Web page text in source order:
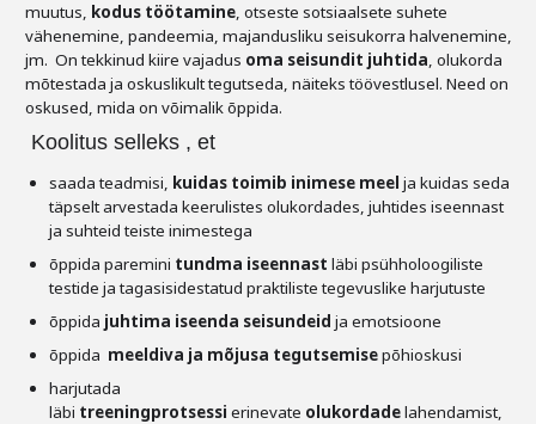
Projektid
muutus, kodus töötamine, otseste sotsiaalsete suhete
vähenemine, pandeemia, majandusliku seisukorra halvenemine,
jm. On tekkinud kiire vajadus oma seisundit juhtida, olukorda
mõtestada ja oskuslikult tegutseda, näiteks töövestlusel. Need on
oskused, mida on võimalik õppida.
Koolitus selleks , et
saada teadmisi, kuidas toimib inimese meel ja kuidas seda
täpselt arvestada keerulistes olukordades, juhtides iseennast
ja suhteid teiste inimestega
õppida paremini tundma iseennast läbi psühholoogiliste
testide ja tagasisidestatud praktiliste tegevuslike harjutuste
õppida juhtima iseenda seisundeid ja emotsioone
õppida meeldiva ja mõjusa tegutsemisepõhioskusi
harjutada
läbi treeningprotsessi erinevate olukordadelahendamist,